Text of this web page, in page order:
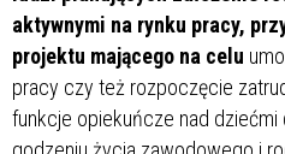
aktywnymi na rynku pracy,
projektu mającego na celu
pracy czy też rozpoczęcie
funkcje opiekuńcze nad